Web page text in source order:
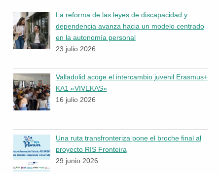
La reforma de las leyes de discapacidad y
dependencia avanza hacia un modelo centrado
en la autonomía personal
23 julio 2026
Valladolid acoge el intercambio juvenil Erasmus+
KA1 «VIVEKAS»
16 julio 2026
Una ruta transfronteriza pone el broche final al
proyecto RIS Fronteira
29 junio 2026